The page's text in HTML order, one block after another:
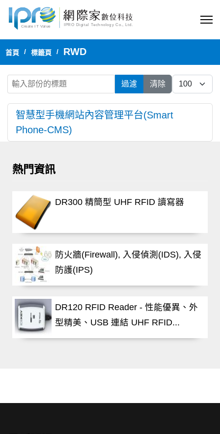
首頁 標籤頁 RWD
輸入部份的標題 過濾 清除 每頁顯示
智慧型手機網站內容管理平台(Smart
Phone-CMS)
熱門資訊
DR300 精簡型 UHF RFID 讀寫器
防火牆(Firewall), 入侵偵測(IDS), 入侵
防護(IPS)
DR120 RFID Reader - 性能優異、外
型精美、USB 連結 UHF RFID...